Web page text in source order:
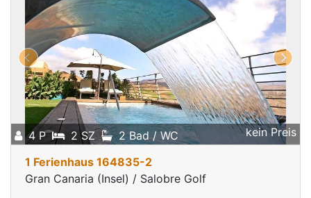
4 P 2 SZ 2 Bad / WC kein Preis
1 Ferienhaus 164835-2
Gran Canaria (Insel) / Salobre Golf